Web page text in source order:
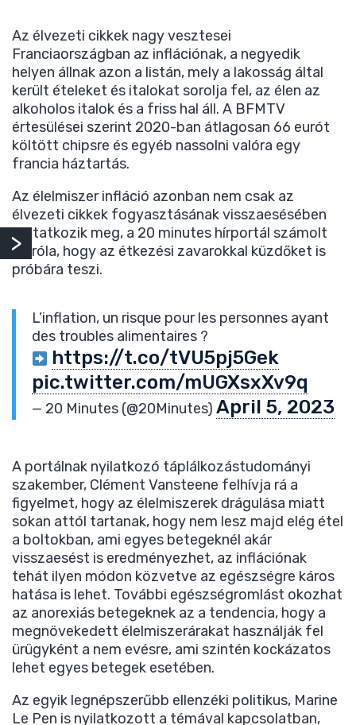
Az élvezeti cikkek nagy vesztesei
Franciaországban az inflációnak, a negyedik
helyen állnak azon a listán, mely a lakosság által
került ételeket és italokat sorolja fel, az élen az
alkoholos italok és a friss hal áll. A BFMTV
értesülései szerint 2020-ban átlagosan 66 eurót
költött chipsre és egyéb nassolni valóra egy
francia háztartás.
Az élelmiszer infláció azonban nem csak az
élvezeti cikkek fogyasztásának visszaesésében
mutatkozik meg, a 20 minutes hírportál számolt
be róla, hogy az étkezési zavarokkal küzdőket is
próbára teszi.
L’inflation, un risque pour les personnes ayant
des troubles alimentaires ?
https://t.co/tVU5pj5Gek
pic.twitter.com/mUGXsxXv9q
— 20 Minutes (@20Minutes) April 5, 2023
A portálnak nyilatkozó táplálkozástudományi
szakember, Clément Vansteene felhívja rá a
figyelmet, hogy az élelmiszerek drágulása miatt
sokan attól tartanak, hogy nem lesz majd elég étel
a boltokban, ami egyes betegeknél akár
visszaesést is eredményezhet, az inflációnak
tehát ilyen módon közvetve az egészségre káros
hatása is lehet. További egészségromlást okozhat
az anorexiás betegeknek az a tendencia, hogy a
megnövekedett élelmiszerárakat használják fel
ürügyként a nem evésre, ami szintén kockázatos
lehet egyes betegek esetében.
Az egyik legnépszerűbb ellenzéki politikus, Marine
Le Pen is nyilatkozott a témával kapcsolatban,